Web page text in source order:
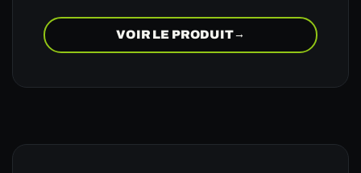
VOIR LE PRODUIT→